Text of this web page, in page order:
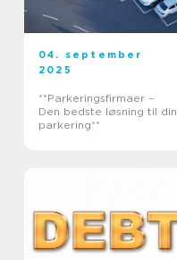
04. september
2025
**Parkeringsfirmaer –
Den bedste løsning til din
parkering**